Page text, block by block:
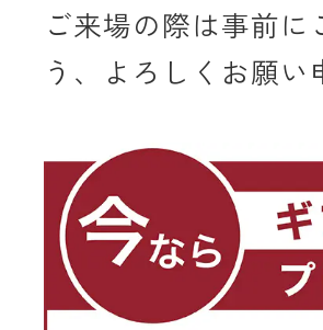
ご来場の際は事前
う、よろしくお願